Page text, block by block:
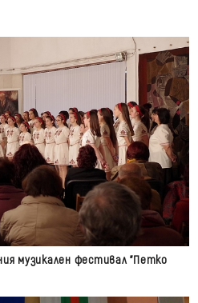
музикален фестивал "Петко